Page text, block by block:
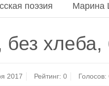
поэзия Марина
без
2017 Рейтинг:0 Голосов: